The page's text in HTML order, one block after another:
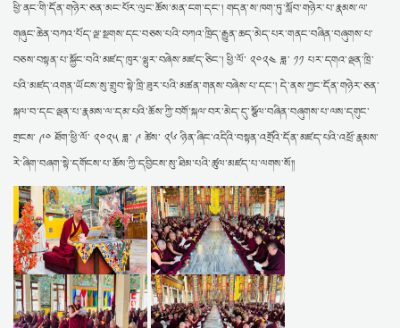
ཕྱི་ནང་གི་དོན་གཉེར་ཅན་མང་པོར་ལུང་ཆོས་མན་ངག་དང་། གདན་ས་ཁག་ཏུ་སློབ་གཉེར་པ་རྣམས་ལ་
གཞུང་ཆེན་བཀའ་པོད་ལྔ་སྔགས་དང་བཅས་པའི་བཀའ་ཁྲིད་རྒྱུན་ཆད་མེད་པར་གནང་བཞིན་བཞུགས་པ་
བཅས་བསྟན་པ་སྐྱོང་བའི་མཛད་ཁུར་ལྷུར་བཞེས་མཛད་ཅིང་། ཕྱི་ལོ་ ༢༠༢༤ ཟླ་ ༡༡ པར་དགའ་ལྡན་ཁྲི་
པའི་མཛད་འགན་ཡོངས་སུ་གྲུབ་སྟེ་ཁྲི་ཟུར་པའི་མཚན་གནས་བཞེས་པ་དང་། དེ་ནས་ཀྱང་དོན་གཉེར་ཅན་
སྐལ་བ་དང་ལྡན་པ་རྣམས་ལ་དམ་པའི་ཆོས་ཀྱི་བགོ་སྐལ་བར་མེད་དུ་སྩོལ་བཞིན་བཞུགས་པ་ལས་དགུང་
གྲངས་ ༩༠ ཐོག་ཕྱི་ལོ་ ༢༠༢༥ ཟླ་ ༩ ཚེས་ ༢༦ ཉིན་ཞིང་འདིའི་བསྟན་འགྲོའི་དོན་མཛད་པའི་འཕྲོ་རྣམས་
རེ་ཞིག་བཞག་སྟེ་དགོངས་པ་ཆོས་ཀྱི་དབྱིངས་སུ་ཐིམ་པའི་ཚུལ་མཛད་པ་ལགས་སོ།།